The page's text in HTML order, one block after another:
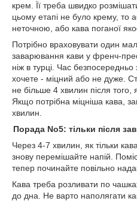
крем. Її треба швидко
цьому етапі не було крему, то
неточною, або кава поганої
Потрібно враховувати один
заварювання кави у френч-
ніж в турці. Час безпосередньо
хочете - міцний або не дуже.
не більше 4 хвилин після того,
Якщо потрібна міцніша кава,
хвилин.
Порада No5: тільки після
Через 4-7 хвилин, як тільки
знову перемішайте напій.
тепер починайте повільно
Кава треба розливати по
до дна. Не варто наполягати